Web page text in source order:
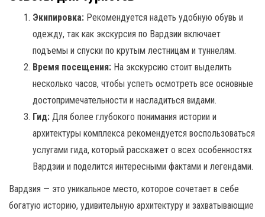
Экипировка: Рекомендуется надеть удобную обувь и
одежду, так как экскурсия по Вардзии включает
подъемы и спуски по крутым лестницам и туннелям.
Время посещения: На экскурсию стоит выделить
несколько часов, чтобы успеть осмотреть все основные
достопримечательности и насладиться видами.
Гид: Для более глубокого понимания истории и
архитектуры комплекса рекомендуется воспользоваться
услугами гида, который расскажет о всех особенностях
Вардзии и поделится интересными фактами и легендами.
Вардзия — это уникальное место, которое сочетает в себе
богатую историю, удивительную архитектуру и захватывающие